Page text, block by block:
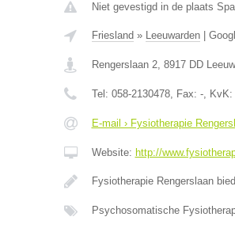
Niet gevestigd in de plaats
Friesland » Leeuwarden|
Rengerslaan 2, 8917 DD
Tel: 058-2130478, Fax: -, KvK:
E-mail › Fysiotherapie
Website: http://
Fysiotherapie Rengerslaan
Psychosomatische